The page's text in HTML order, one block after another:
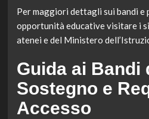
Per maggiori dettagli sui bandi
opportunità educative visitare i
atenei e del Ministero
Guida ai Bandi
Sostegno e
Accesso